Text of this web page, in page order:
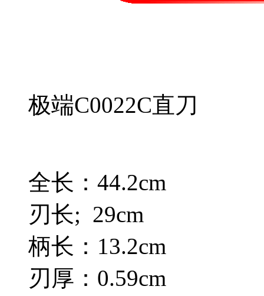
极端C0022C直刀
全长：44.2cm
刃长; 29cm
柄长：13.2cm
刃厚：0.59cm